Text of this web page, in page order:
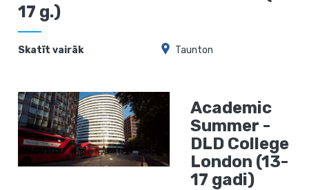
17 g.)
Skatīt vairāk Taunton
Academic
Summer -
DLD College
London (13-
17 gadi)